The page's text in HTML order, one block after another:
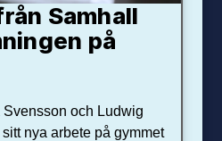
Samhall
på
och Ludwig
nya arbete på gymmet